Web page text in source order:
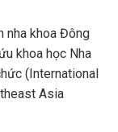
nha khoa Đông
khoa học Nha
(International
Asia